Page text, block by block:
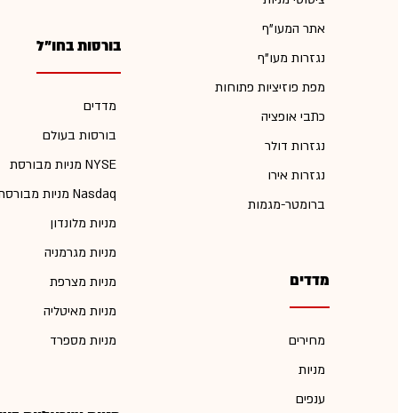
אתר המעו"ף
נגזרות מעו"ף
מפת פוזיציות פתוחות
כתבי אופציה
נגזרות דולר
נגזרות אירו
ברומטר-מגמות
מדדים
מחירים
מניות
ענפים
בורסות בחו"ל
מדדים
בורסות בעולם
מניות מבורסת NYSE
מניות מבורסת Nasdaq
מניות מלונדון
מניות מגרמניה
מניות מצרפת
מניות מאיטליה
מניות מספרד